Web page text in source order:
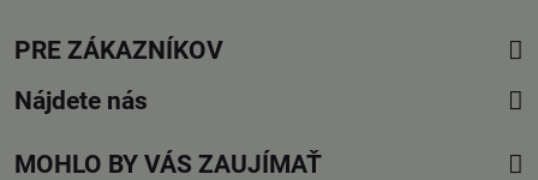
PRE ZÁKAZNÍKOV
Nájdete nás
MOHLO BY VÁS ZAUJÍMAŤ